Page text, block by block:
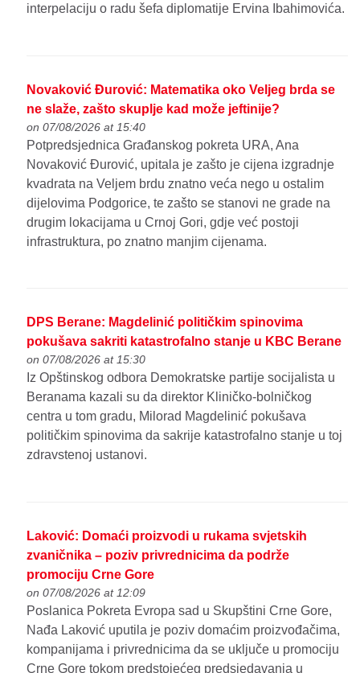
interpelaciju o radu šefa diplomatije Ervina Ibahimovića.
Novaković Đurović: Matematika oko Veljeg brda se
ne slaže, zašto skuplje kad može jeftinije?
on 07/08/2026 at 15:40
Potpredsjednica Građanskog pokreta URA, Ana
Novaković Đurović, upitala je zašto je cijena izgradnje
kvadrata na Veljem brdu znatno veća nego u ostalim
dijelovima Podgorice, te zašto se stanovi ne grade na
drugim lokacijama u Crnoj Gori, gdje već postoji
infrastruktura, po znatno manjim cijenama.
DPS Berane: Magdelinić političkim spinovima
pokušava sakriti katastrofalno stanje u KBC Berane
on 07/08/2026 at 15:30
Iz Opštinskog odbora Demokratske partije socijalista u
Beranama kazali su da direktor Kliničko-bolničkog
centra u tom gradu, Milorad Magdelinić pokušava
političkim spinovima da sakrije katastrofalno stanje u toj
zdravstenoj ustanovi.
Laković: Domaći proizvodi u rukama svjetskih
zvaničnika – poziv privrednicima da podrže
promociju Crne Gore
on 07/08/2026 at 12:09
Poslanica Pokreta Evropa sad u Skupštini Crne Gore,
Nađa Laković uputila je poziv domaćim proizvođačima,
kompanijama i privrednicima da se uključe u promociju
Crne Gore tokom predstojećeg predsjedavanja u